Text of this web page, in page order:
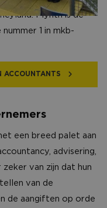
Flynth is de
1 in mkb-
ACCOUNTANTS
een breed palet aan
advisering,
van zijn dat hun
van de
de aangiften op orde